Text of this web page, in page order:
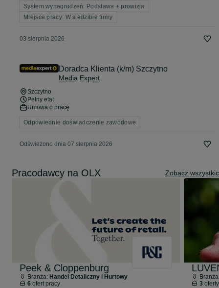
System wynagrodzeń: Podstawa + prowizja
Miejsce pracy: W siedzibie firmy
03 sierpnia 2026
Doradca Klienta (k/m) Szczytno
Media Expert
Szczytno
Pełny etat
Umowa o pracę
Odpowiednie doświadczenie zawodowe
Odświeżono dnia 07 sierpnia 2026
Pracodawcy na OLX Zobacz
Peek & Cloppenburg
Branża: Handel Detaliczny i Hurtowy
6 ofert pracy
3